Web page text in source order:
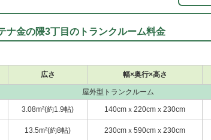
ナ金の隈3丁目のトランクルーム料金
広さ 幅×奥行×高さ
屋外型トランクルーム
3.08m²(約1.9帖) 140cmｘ220cmｘ230cm
13.5m²(約8帖) 230cmｘ590cmｘ230cm